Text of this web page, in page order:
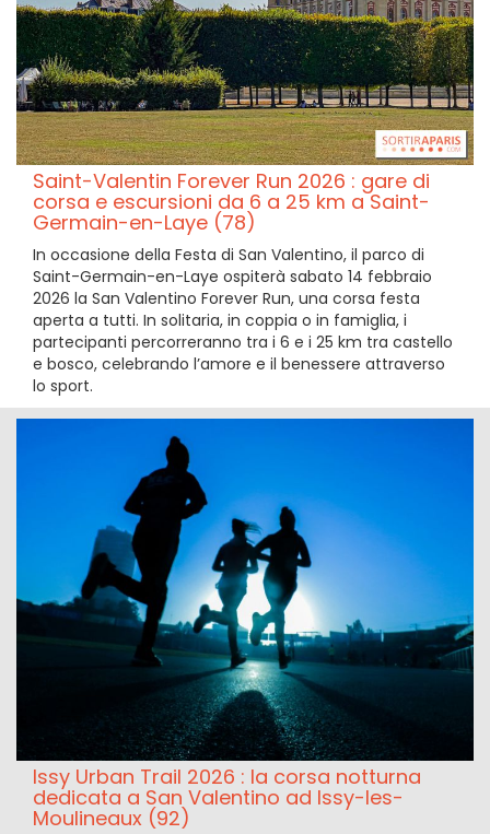
Saint-Valentin Forever Run 2026 : gare di
corsa e escursioni da 6 a 25 km a Saint-
Germain-en-Laye (78)
In occasione della Festa di San Valentino, il parco di
Saint-Germain-en-Laye ospiterà sabato 14 febbraio
2026 la San Valentino Forever Run, una corsa festa
aperta a tutti. In solitaria, in coppia o in famiglia, i
partecipanti percorreranno tra i 6 e i 25 km tra castello
e bosco, celebrando l’amore e il benessere attraverso
lo sport.
Issy Urban Trail 2026 : la corsa notturna
dedicata a San Valentino ad Issy-les-
Moulineaux (92)